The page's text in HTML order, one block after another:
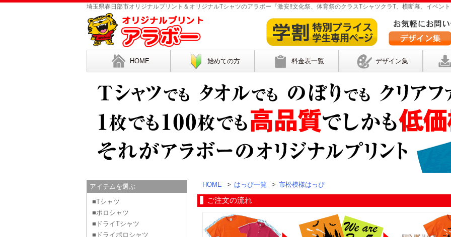
埼玉県春日部市オリジナルプリント＆オリジナルTシャツのアラボー『激安!!文化祭、体育祭のクラスTシャツクラT、横断幕、イベン
HOME 始めての方 料金表一覧 デザイン集
アイテムを選ぶ
■Tシャツ
■ポロシャツ
■ドライTシャツ
■ドライポロシャツ
HOME > はっぴ一覧 > 市松模様はっぴ
ご注文の流れ